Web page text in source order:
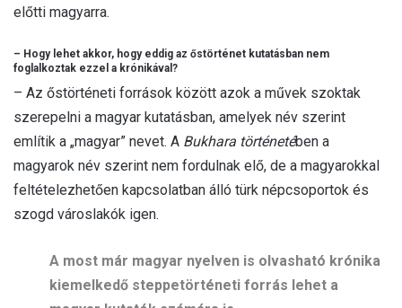
előtti magyarra.
– Hogy lehet akkor, hogy eddig az őstörténet kutatásban nem
foglalkoztak ezzel a krónikával?
– Az őstörténeti források között azok a művek szoktak
szerepelni a magyar kutatásban, amelyek név szerint
említik a „magyar” nevet. A Bukhara történetében a
magyarok név szerint nem fordulnak elő, de a magyarokkal
feltételezhetően kapcsolatban álló türk népcsoportok és
szogd városlakók igen.
A most már magyar nyelven is olvasható krónika
kiemelkedő steppetörténeti forrás lehet a